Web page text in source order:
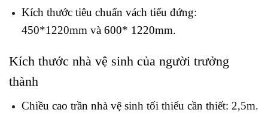
Kích thước tiêu chuẩn vách tiểu đứng:
450*1220mm và 600* 1220mm.
Kích thước nhà vệ sinh của người trưởng
thành
Chiều cao trần nhà vệ sinh tối thiểu cần thiết: 2,5m.